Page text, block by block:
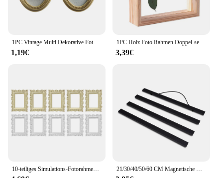
1,19€
1PC Holz Foto Rahmen Doppel-seitige Glas Foto Rahmen Home Dekoration Handwerk Sägemehl Foto Rahmen Hause Handwerk Desktop dekoration
3,39€